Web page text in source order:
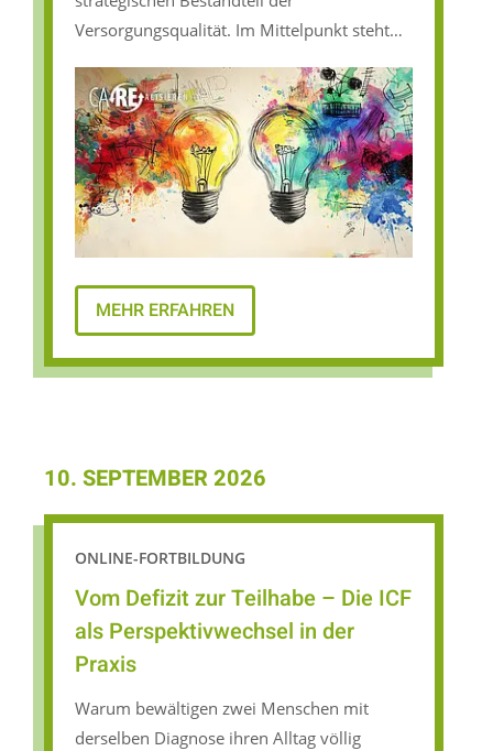
Versorgungsqualität. Im Mittelpunkt steht
Umgang mit sensiblen Gesundheits- und
Patientendaten.
MEHR ERFAHREN
10. SEPTEMBER 2026
ONLINE-FORTBILDUNG
Vom Defizit zur Teilhabe – Die ICF
als Perspektivwechsel in der
Praxis
Warum bewältigen zwei Menschen mit
derselben Diagnose ihren Alltag völlig